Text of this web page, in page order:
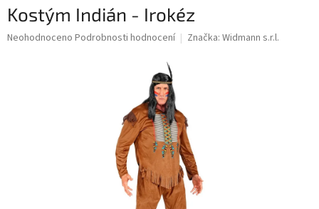
Kostým Indián - Irokéz
Průměrné
Neohodnoceno Podrobnosti hodnocení Značka: Widmann s.r.l.